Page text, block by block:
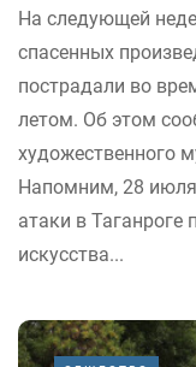
На следующей
спасенных
пострадали во
летом. Об этом
художественного
Напомним, 28 июля
атаки в Таганроге
искусства...